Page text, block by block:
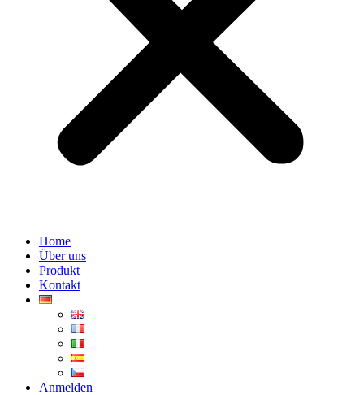
Home
Über uns
Produkt
Kontakt
Anmelden